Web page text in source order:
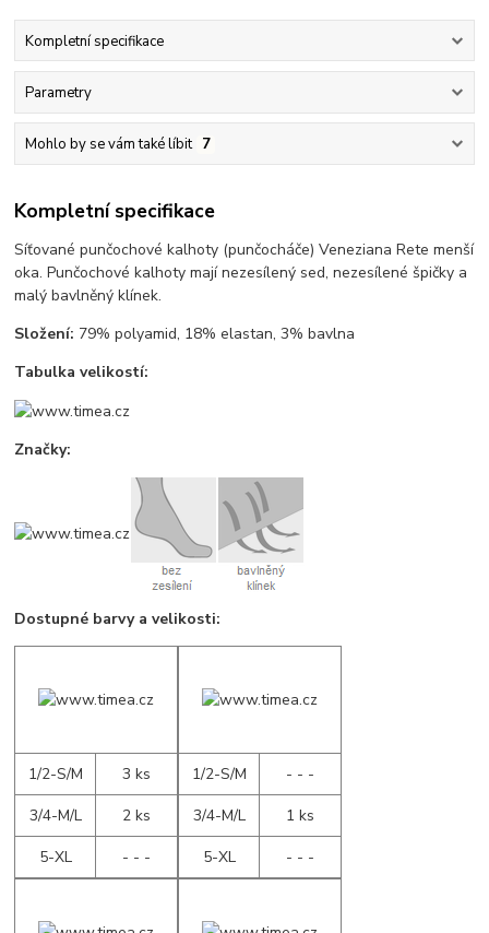
Kompletní specifikace
Parametry
Mohlo by se vám také líbit 7
Kompletní specifikace
Síťované punčochové kalhoty (punčocháče) Veneziana Rete menší
oka. Punčochové kalhoty mají nezesílený sed, nezesílené špičky a
malý bavlněný klínek.
Složení: 79% polyamid, 18% elastan, 3% bavlna
Tabulka velikostí:
Značky:
Dostupné barvy a velikosti:
1/2-S/M
3 ks
3/4-M/L
2 ks
5-XL
- - -
1/2-S/M
- - -
3/4-M/L
1 ks
5-XL
- - -